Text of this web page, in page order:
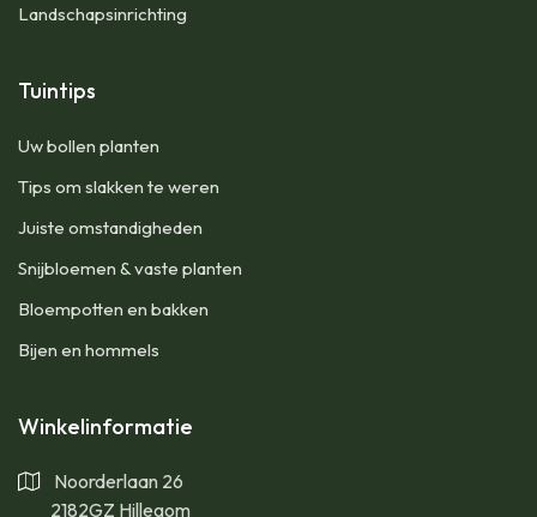
Landschapsinrichting
Tuintips
Uw bollen planten
Tips om slakken te weren
Juiste omstandigheden
Snijbloemen & vaste planten
Bloempotten en bakken
Bijen en hommels
Winkelinformatie
Noorderlaan 26
2182GZ Hillegom